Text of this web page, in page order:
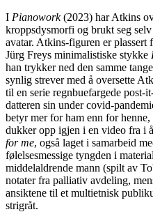
I Pianowork(2023) har Atkins
kroppsdysmorfi og brukt seg
avatar. Atkins-figuren er plassert
Jürg Freys minimalistiske stykke
han trykker ned den samme
synlig strever med å oversette
til en serie regnbuefargede post-
datteren sin under covid-
betyr mer for ham enn for
dukker opp igjen i en video fra i
for me, også laget i samarbeid
følelsesmessige tyngden i
middelaldrende mann (spilt av
notater fra palliativ avdeling,
ansiktene til et multietnisk
strigråt.